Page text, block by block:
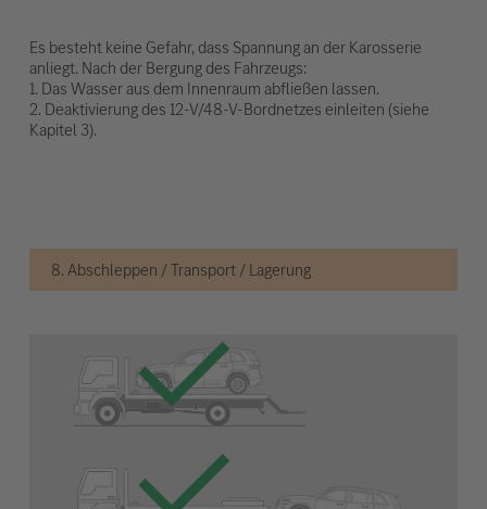
Es besteht keine Gefahr, dass Spannung an der Karosserie
anliegt. Nach der Bergung des Fahrzeugs:
1. Das Wasser aus dem Innenraum abfließen lassen.
2. Deaktivierung des 12-V/48-V-Bordnetzes einleiten (siehe
Kapitel 3).
8. Abschleppen / Transport / Lagerung